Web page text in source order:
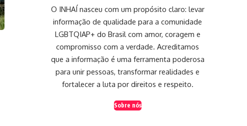
O INHAÍ nasceu com um propósito claro: levar
informação de qualidade para a comunidade
LGBTQIAP+ do Brasil com amor, coragem e
compromisso com a verdade. Acreditamos
que a informação é uma ferramenta poderosa
para unir pessoas, transformar realidades e
fortalecer a luta por direitos e respeito.
Sobre nós